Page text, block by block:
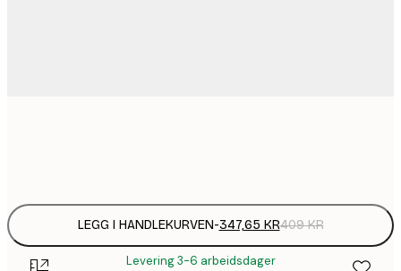
LEGG I HANDLEKURVEN-347,65 KR409 KR
Levering 3-6 arbeidsdager